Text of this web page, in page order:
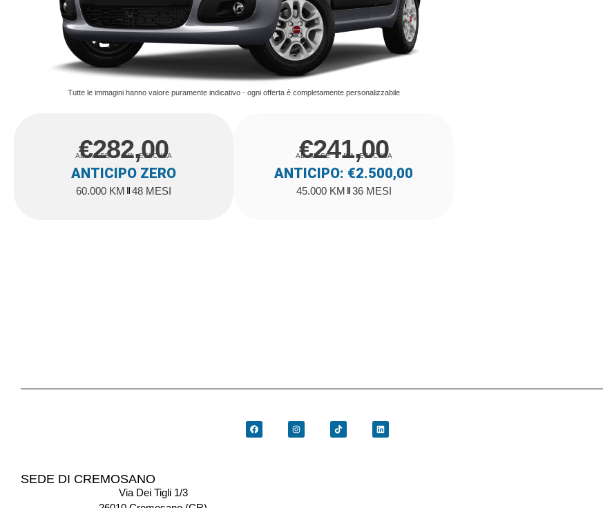
Tutte le immagini hanno valore puramente indicativo - ogni offerta è completamente personalizzabile
€282,00
AL MESE / IVA ESLCUSA
ANTICIPO ZERO
60.000 KM 48 MESI
€241,00
AL MESE / IVA ESLCUSA
ANTICIPO: €2.500,00
45.000 KM 36 MESI
SEDE DI CREMOSANO
Via Dei Tigli 1/3